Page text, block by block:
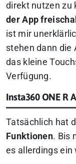
direkt nutzen zu
der App
ist mir
stehen dann die
das kleine
Verfügung.
Insta360 ONE R
Tatsächlich hat
Funktionen. Bis
es allerdings ein